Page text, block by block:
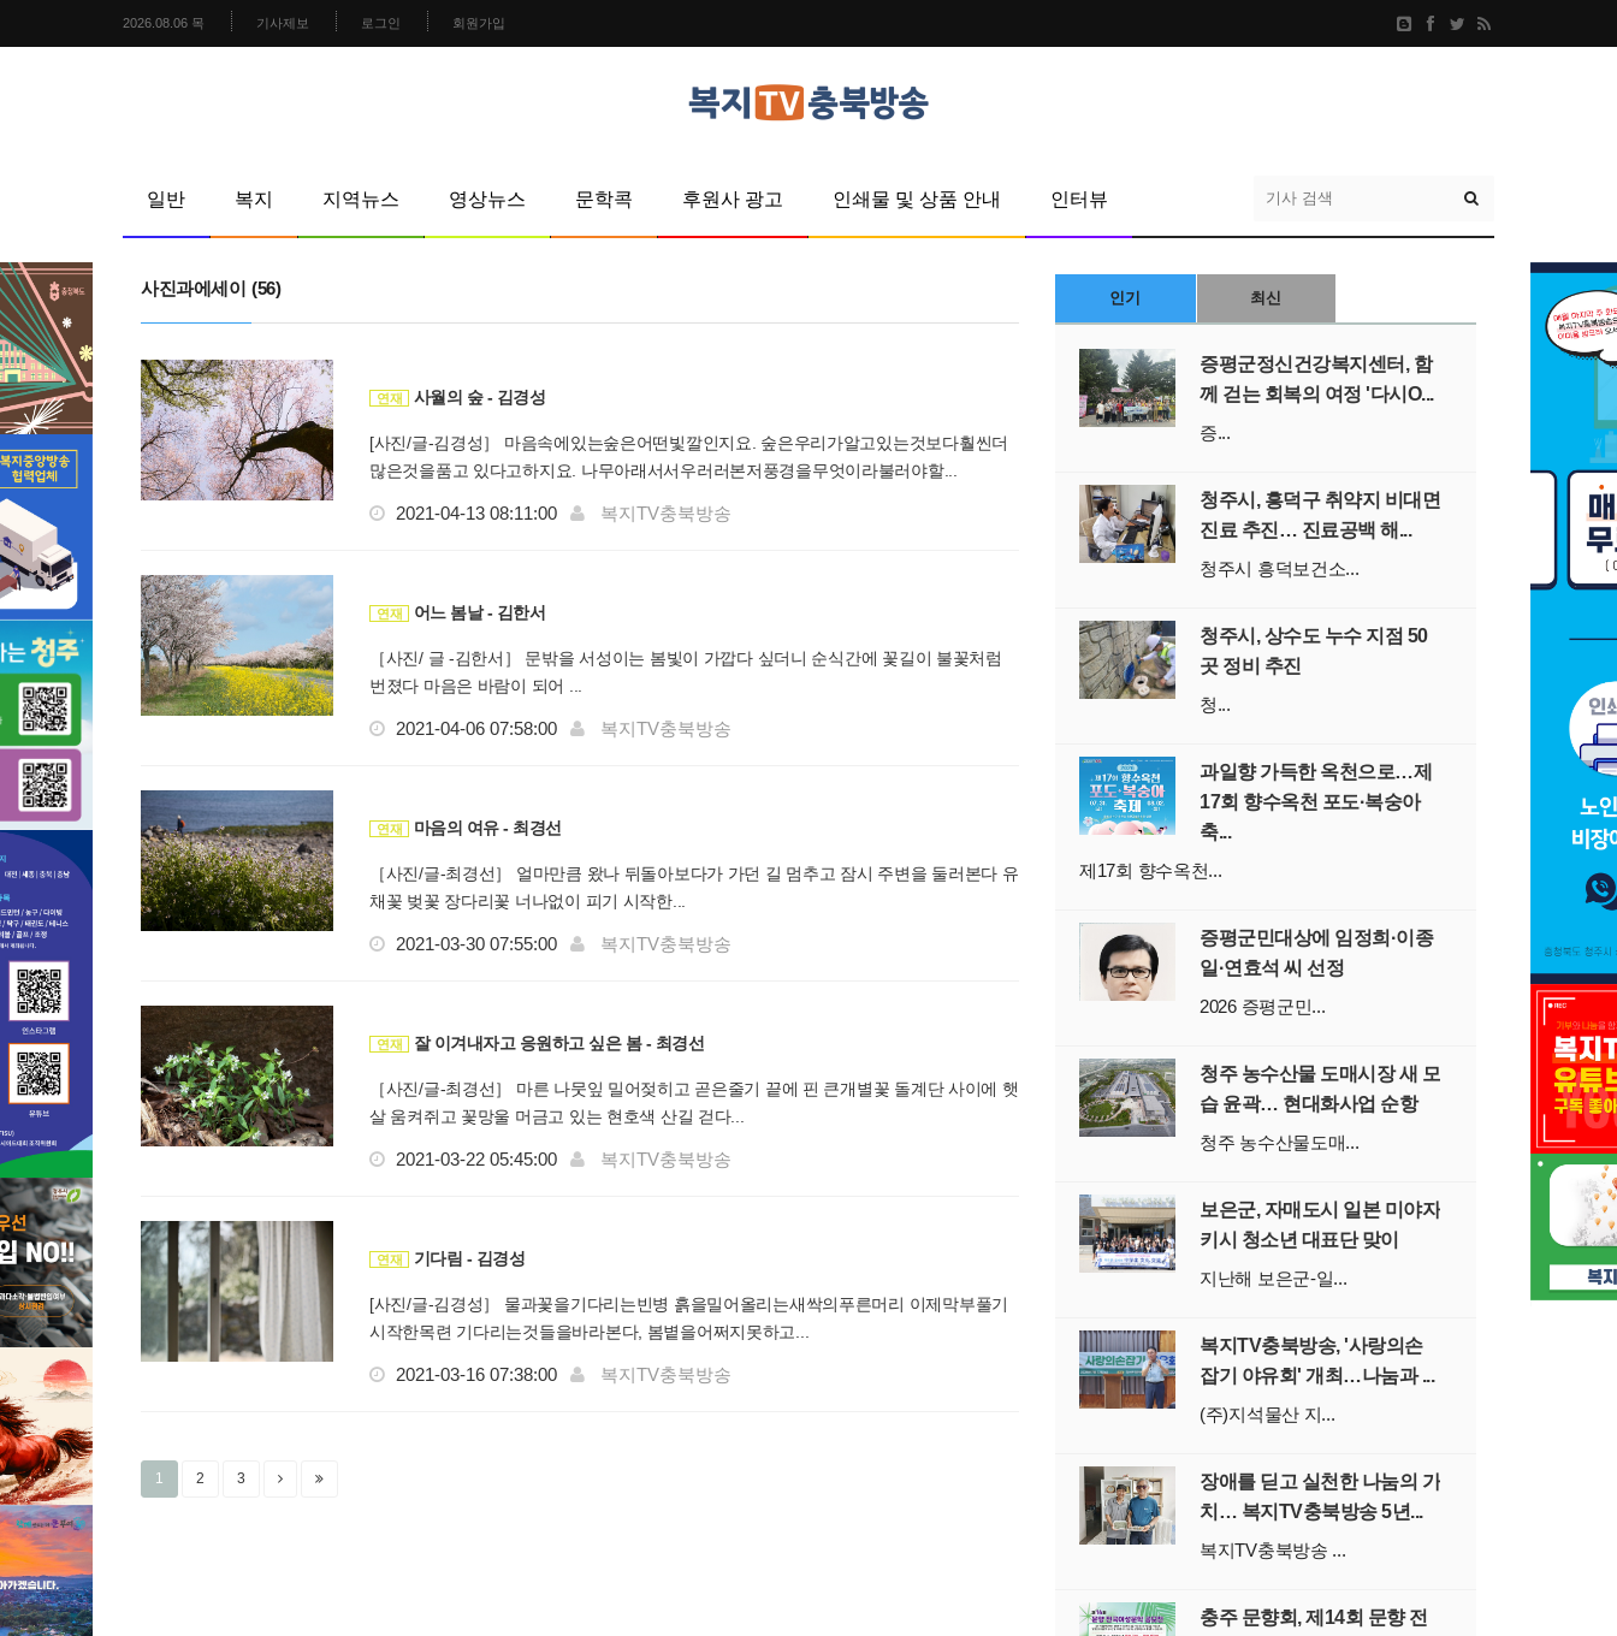
2026.08.06 목 기사제보 로그인 회원가입
일반 복지 지역뉴스 영상뉴스 문학콕 후원사 광고 인쇄물 및 상품 안내 인터뷰
사진과에세이 (56)
연재 사월의 숲 - 김경성
[사진/글-김경성］ 마음속에있는숲은어떤빛깔인지요. 숲은우리가알고있는것보다훨씬더
많은것을품고 있다고하지요. 나무아래서서우러러본저풍경을무엇이라불러야할...
2021-04-13 08:11:00 복지TV충북방송
연재 어느 봄날 - 김한서
［사진/ 글 -김한서］ 문밖을 서성이는 봄빛이 가깝다 싶더니 순식간에 꽃길이 불꽃처럼
번졌다 마음은 바람이 되어 ...
2021-04-06 07:58:00 복지TV충북방송
연재 마음의 여유 - 최경선
［사진/글-최경선］ 얼마만큼 왔나 뒤돌아보다가 가던 길 멈추고 잠시 주변을 둘러본다 유
채꽃 벚꽃 장다리꽃 너나없이 피기 시작한...
2021-03-30 07:55:00 복지TV충북방송
연재 잘 이겨내자고 응원하고 싶은 봄 - 최경선
［사진/글-최경선］ 마른 나뭇잎 밀어젖히고 곧은줄기 끝에 핀 큰개별꽃 돌계단 사이에 햇
살 움켜쥐고 꽃망울 머금고 있는 현호색 산길 걷다...
2021-03-22 05:45:00 복지TV충북방송
연재 기다림 - 김경성
[사진/글-김경성］ 물과꽃을기다리는빈병 흙을밀어올리는새싹의푸른머리 이제막부풀기
시작한목련 기다리는것들을바라본다, 봄볕을어쩌지못하고...
2021-03-16 07:38:00 복지TV충북방송
1 2 3
인기 최신
증평군정신건강복지센터, 함
께 걷는 회복의 여정 '다시O...
증...
청주시, 흥덕구 취약지 비대면
진료 추진… 진료공백 해...
청주시 흥덕보건소...
청주시, 상수도 누수 지점 50
곳 정비 추진
청...
과일향 가득한 옥천으로…제
17회 향수옥천 포도·복숭아
축...
제17회 향수옥천...
증평군민대상에 임정희·이종
일·연효석 씨 선정
2026 증평군민...
청주 농수산물 도매시장 새 모
습 윤곽… 현대화사업 순항
청주 농수산물도매...
보은군, 자매도시 일본 미야자
키시 청소년 대표단 맞이
지난해 보은군-일...
복지TV충북방송, '사랑의손
잡기 야유회' 개최…나눔과 ...
(주)지석물산 지...
장애를 딛고 실천한 나눔의 가
치… 복지TV충북방송 5년...
복지TV충북방송 ...
충주 문향회, 제14회 문향 전